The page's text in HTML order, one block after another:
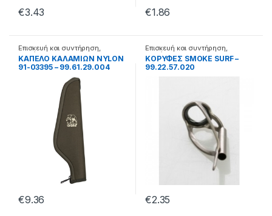
€3.43 €1.86
Επισκευή και συντήρηση
Καλάμια
ΚΑΠΕΛΟ ΚΑΛΑΜΙΩΝ NYLON
91-03395 – 99.61.29.004
€9.36
Επισκευή και συντήρηση
Καλάμια
ΚΟΡΥΦΕΣ SMOKE SURF –
99.22.57.020
€2.35